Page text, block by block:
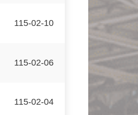
115-02-10
115-02-06
115-02-04